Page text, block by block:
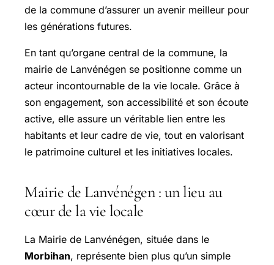
de la commune d’assurer un avenir meilleur pour
les générations futures.
En tant qu’organe central de la commune, la
mairie de Lanvénégen se positionne comme un
acteur incontournable de la vie locale. Grâce à
son engagement, son accessibilité et son écoute
active, elle assure un véritable lien entre les
habitants et leur cadre de vie, tout en valorisant
le patrimoine culturel et les initiatives locales.
Mairie de Lanvénégen : un lieu au
cœur de la vie locale
La Mairie de Lanvénégen, située dans le
Morbihan, représente bien plus qu’un simple